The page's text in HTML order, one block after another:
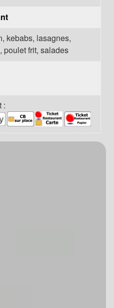
kebabs, lasagnes,
poulet frit, salades
: